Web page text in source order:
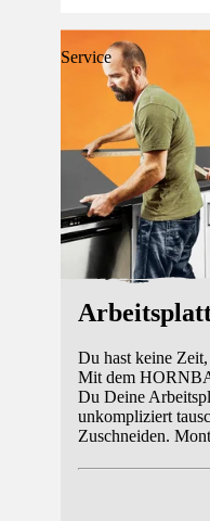
Service
Du hast keine
Mit dem
Du Deine
unkompliziert
Zuschneiden.